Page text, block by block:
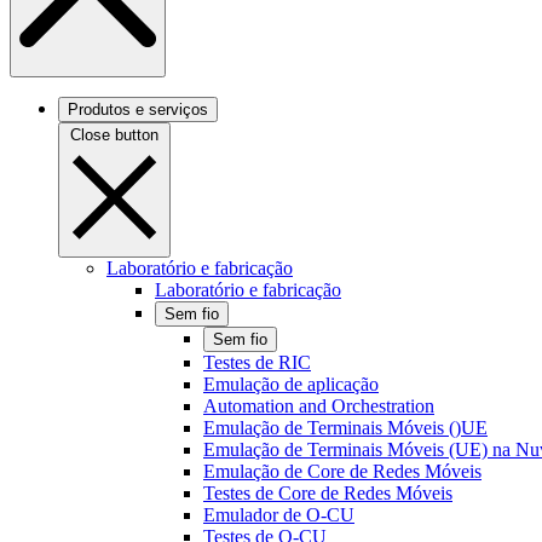
Produtos e serviços
Close button
Laboratório e fabricação
Laboratório e fabricação
Sem fio
Sem fio
Testes de RIC
Emulação de aplicação
Automation and Orchestration
Emulação de Terminais Móveis ()UE
Emulação de Terminais Móveis (UE) na
Emulação de Core de Redes Móveis
Testes de Core de Redes Móveis
Emulador de O-CU
Testes de O-CU